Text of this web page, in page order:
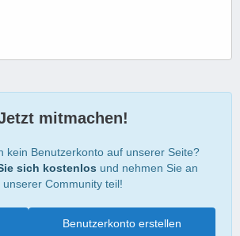
mitmachen!
kein Benutzerkonto auf unserer Seite?
sich kostenlos und nehmen Sie an
unserer Community teil!
Benutzerkonto erstellen